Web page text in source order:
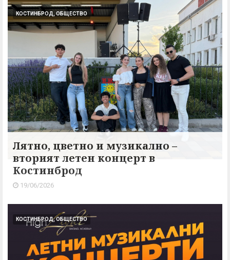
КОСТИНБРОД, ОБЩЕСТВО
Лятно, цветно и музикално –
вторият летен концерт в
Костинброд
19/06/2026
КОСТИНБРОД, ОБЩЕСТВО